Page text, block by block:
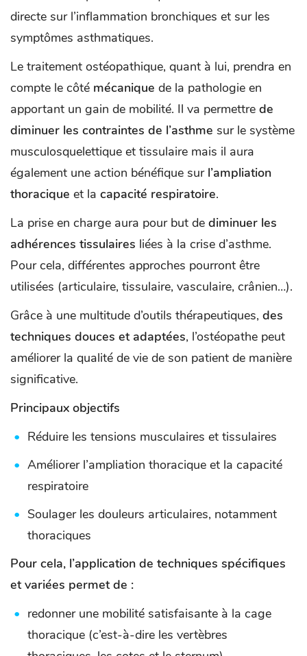
directe sur l’inflammation bronchiques et sur les
symptômes asthmatiques.
Le traitement ostéopathique, quant à lui, prendra en
compte le côté mécanique de la pathologie en
apportant un gain de mobilité. Il va permettre de
diminuer les contraintes de l’asthme sur le système
musculosquelettique et tissulaire mais il aura
également une action bénéfique sur l’ampliation
thoracique et la capacité respiratoire.
La prise en charge aura pour but de diminuer les
adhérences tissulaires liées à la crise d’asthme.
Pour cela, différentes approches pourront être
utilisées (articulaire, tissulaire, vasculaire, crânien…).
Grâce à une multitude d’outils thérapeutiques, des
techniques douces et adaptées, l’ostéopathe peut
améliorer la qualité de vie de son patient de manière
significative.
Principaux objectifs
Réduire les tensions musculaires et tissulaires
Améliorer l’ampliation thoracique et la capacité
respiratoire
Soulager les douleurs articulaires, notamment
thoraciques
Pour cela, l’application de techniques spécifiques
et variées permet de :
redonner une mobilité satisfaisante à la cage
thoracique (c’est-à-dire les vertèbres